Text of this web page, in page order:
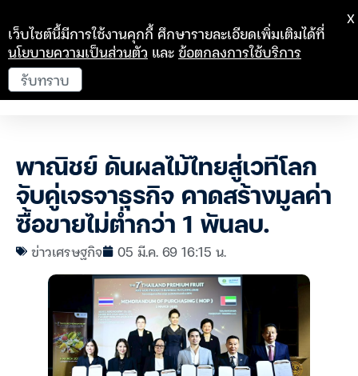
พาณิชย์ ดันผลไม้ไทยสู่เวทีโลก
จับคู่เจรจาธุรกิจ คาดสร้างมูลค่า
ซื้อขายไม่ต่ำกว่า 1 พันลบ.
ข่าวเศรษฐกิจ 05 มี.ค. 69 16:15 น.
เว็บไซต์นี้มีการใช้งานคุกกี้ ศึกษารายละเอียดเพิ่มเติมได้ที่
นโยบายความเป็นส่วนตัว และข้อตกลงการใช้บริการ
รับทราบ
X